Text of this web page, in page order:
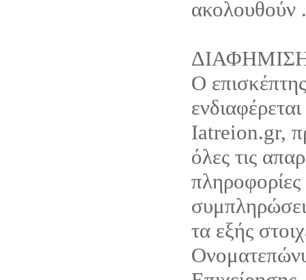
ακολουθούν .
Ο
Iatreion.gr,
όλες τις
τα εξής